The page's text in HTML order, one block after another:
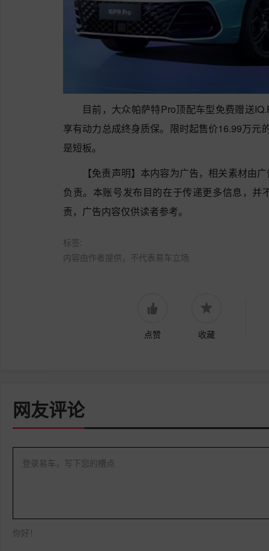
目前，大众帕萨特Pro顶配车型免费赠送
享有动力总成终身质保。限时起售价16.99万元
是短板。
【免责声明】本内容为广告，相关素材由
负责。本账号发布目的在于传递更多信息，
责，广告内容仅供读者参考。
标签:
内容由作者提供，不代表易车立场
点赞 收藏
网友评论
登录易车，写下您的槽点
你好！